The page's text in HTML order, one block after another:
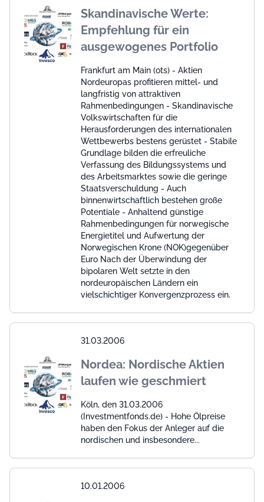
Skandinavische Werte:
Empfehlung für ein
ausgewogenes Portfolio
Frankfurt am Main (ots) - Aktien
Nordeuropas profitieren mittel- und
langfristig von attraktiven
Rahmenbedingungen - Skandinavische
Volkswirtschaften für die
Herausforderungen des internationalen
Wettbewerbs bestens gerüstet - Stabile
Grundlage bilden die erfreuliche
Verfassung des Bildungssystems und
des Arbeitsmarktes sowie die geringe
Staatsverschuldung - Auch
binnenwirtschaftlich bestehen große
Potentiale - Anhaltend günstige
Rahmenbedingungen für norwegische
Energietitel und Aufwertung der
Norwegischen Krone (NOK)gegenüber
Euro Nach der Überwindung der
bipolaren Welt setzte in den
nordeuropäischen Ländern ein
vielschichtiger Konvergenzprozess ein.
31.03.2006
Nordea: Nordische Aktien
laufen wie geschmiert
Köln, den 31.03.2006
(Investmentfonds.de) - Hohe Ölpreise
haben den Fokus der Anleger auf die
nordischen und insbesondere...
10.01.2006